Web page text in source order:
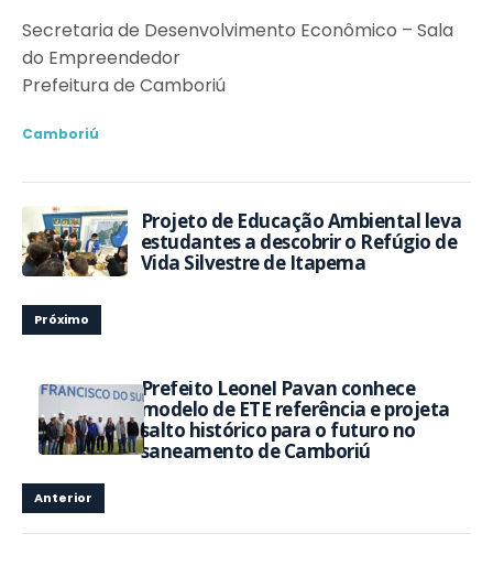
Secretaria de Desenvolvimento Econômico – Sala
do Empreendedor
Prefeitura de Camboriú
Camboriú
Projeto de Educação Ambiental leva
estudantes a descobrir o Refúgio de
Vida Silvestre de Itapema
Próximo
Prefeito Leonel Pavan conhece
modelo de ETE referência e projeta
salto histórico para o futuro no
saneamento de Camboriú
Anterior